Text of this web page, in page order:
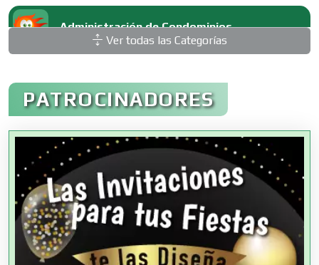
Administración de Condominios
Administración de Empresas
Agencias Aduanales
Agencias de Autos
Agencias de Cobranza
Ver todas las Categorías
PATROCINADORES